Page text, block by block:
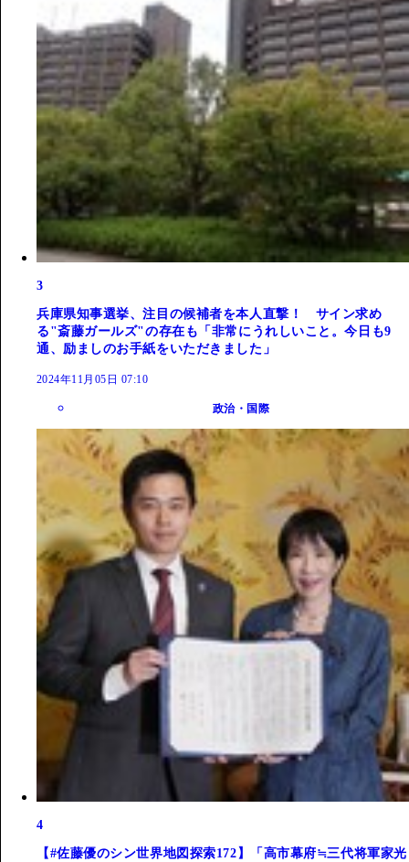
3
兵庫県知事選挙、注目の候補者を本人直撃！ サイン求め
る"斎藤ガールズ"の存在も「非常にうれしいこと。今日も9
通、励ましのお手紙をいただきました」
2024年11月05日 07:10
政治・国際
4
【#佐藤優のシン世界地図探索172】「高市幕府≒三代将軍家光